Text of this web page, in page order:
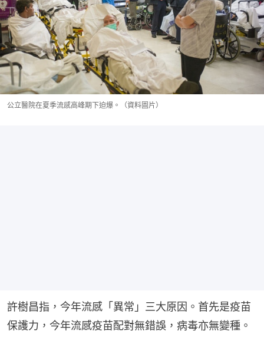
公立醫院在夏季流感高峰期下迫爆。（資料圖片）
許樹昌指，今年流感「異常」三大原因。首先是疫苗
保護力，今年流感疫苗配對無錯誤，病毒亦無變種。